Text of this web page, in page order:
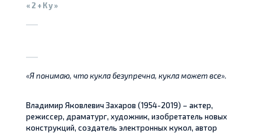
«2+Ку»
«Я понимаю, что кукла безупречна, кукла может все».
Владимир Яковлевич Захаров (1954-2019) – актер,
режиссер, драматург, художник, изобретатель новых
конструкций, создатель электронных кукол, автор